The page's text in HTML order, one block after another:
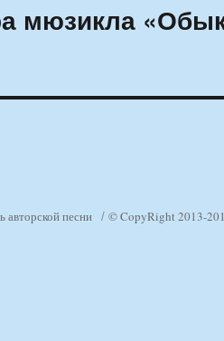
мюзикла
авторской песни © CopyRight 2013-